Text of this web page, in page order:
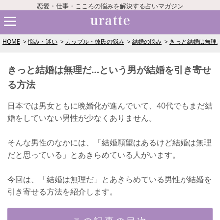
恋愛・仕事・こころの悩みを解決する占いマガジン
HOME 悩み・迷い カップル・彼氏の悩み 結婚の悩み きっと結婚は無理
きっと結婚は無理だ…という男が結婚を引き寄せ
る方法
日本では男女ともに晩婚化が進んでいて、40代でもまだ結
婚をしていない男性が少なくありません。
そんな男性のなかには、「結婚願望はあるけど結婚は無理
だと思っている」とあきらめている人がいます。
今回は、「結婚は無理だ」とあきらめている男性が結婚を
引き寄せる方法を紹介します。